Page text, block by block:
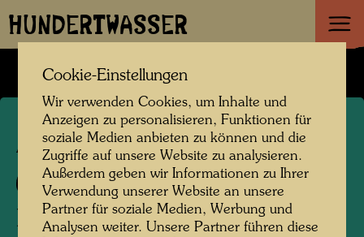
HUNDERTWASSER
APA 238
871 H
HUNDERTWASSER HOUSE
Cookie-Einstellungen
Wir verwenden Cookies, um Inhalte und
Anzeigen zu personalisieren, Funktionen für
soziale Medien anbieten zu können und die
Zugriffe auf unsere Website zu analysieren.
Außerdem geben wir Informationen zu Ihrer
Verwendung unserer Website an unsere
Partner für soziale Medien, Werbung und
Analysen weiter. Unsere Partner führen diese